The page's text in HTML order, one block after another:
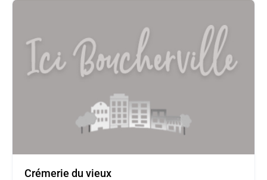
Crémerie du vieux